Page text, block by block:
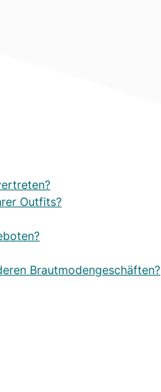
Outfits?
Brautmodengeschäften?